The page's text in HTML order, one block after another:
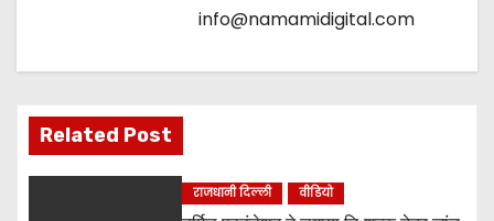
info@namamidigital.com
Related Post
राजधानी दिल्ली वीडियो